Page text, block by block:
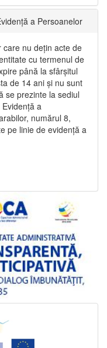
a Persoanelor
nu dețin acte de
cu termenul de
până la sfârșitul
de 14 ani și nu sunt
se prezinte la sediul
a
numărul 8,
pe linie de evidență a